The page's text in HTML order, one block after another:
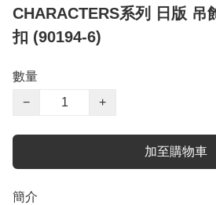
CHARACTERS系列 日版 吊
扣 (90194-6)
數量
−
+
加至購物車
簡介